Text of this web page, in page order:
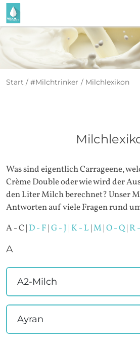
Start #Milchtrinker Milchlexikon
Was sind eigentlich Carrageene,
Crème Double oder wie wird der
den Liter Milch berechnet? Unser
Antworten auf viele Fragen rund
A - C | D - F |G - J | K - L |M|O - Q| R
A
A2-Milch
Ayran